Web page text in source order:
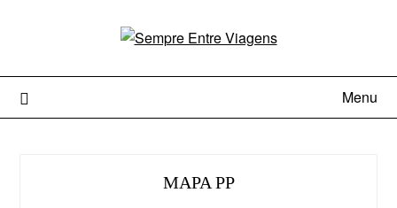
Menu
MAPA PP